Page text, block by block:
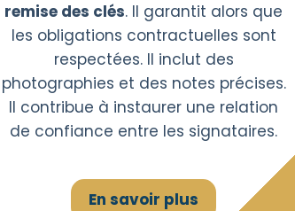
remise des clés. Il garantit alors que
les obligations contractuelles sont
respectées. Il inclut des
photographies et des notes précises.
Il contribue à instaurer une relation
de confiance entre les signataires.
En savoir plus